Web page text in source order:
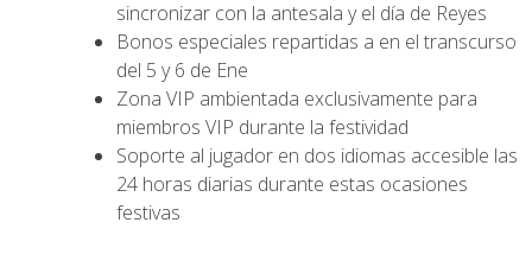
sincronizar con la antesala y el día de Reyes
Bonos especiales repartidas a en el transcurso
del 5 y 6 de Ene
Zona VIP ambientada exclusivamente para
miembros VIP durante la festividad
Soporte al jugador en dos idiomas accesible las
24 horas diarias durante estas ocasiones
festivas